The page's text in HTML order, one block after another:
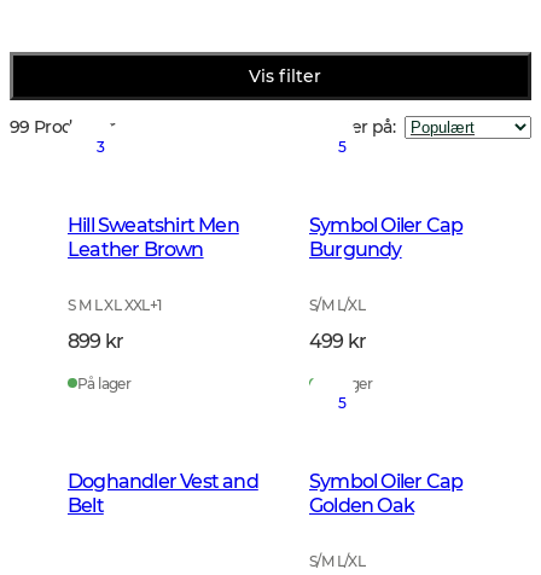
Vis filter
99 Produkter Sorter på:
3
Hill Sweatshirt Men
Leather Brown
S M L XL XXL+1
899 kr
På lager
5
Symbol Oiler Cap
Burgundy
S/M L/XL
499 kr
På lager
Doghandler Vest and
Belt
5
Symbol Oiler Cap
Golden Oak
S/M L/XL